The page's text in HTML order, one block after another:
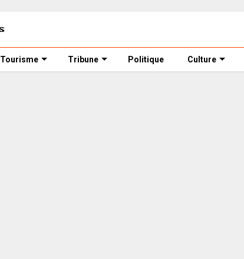
Tourisme Tribune Politique Culture